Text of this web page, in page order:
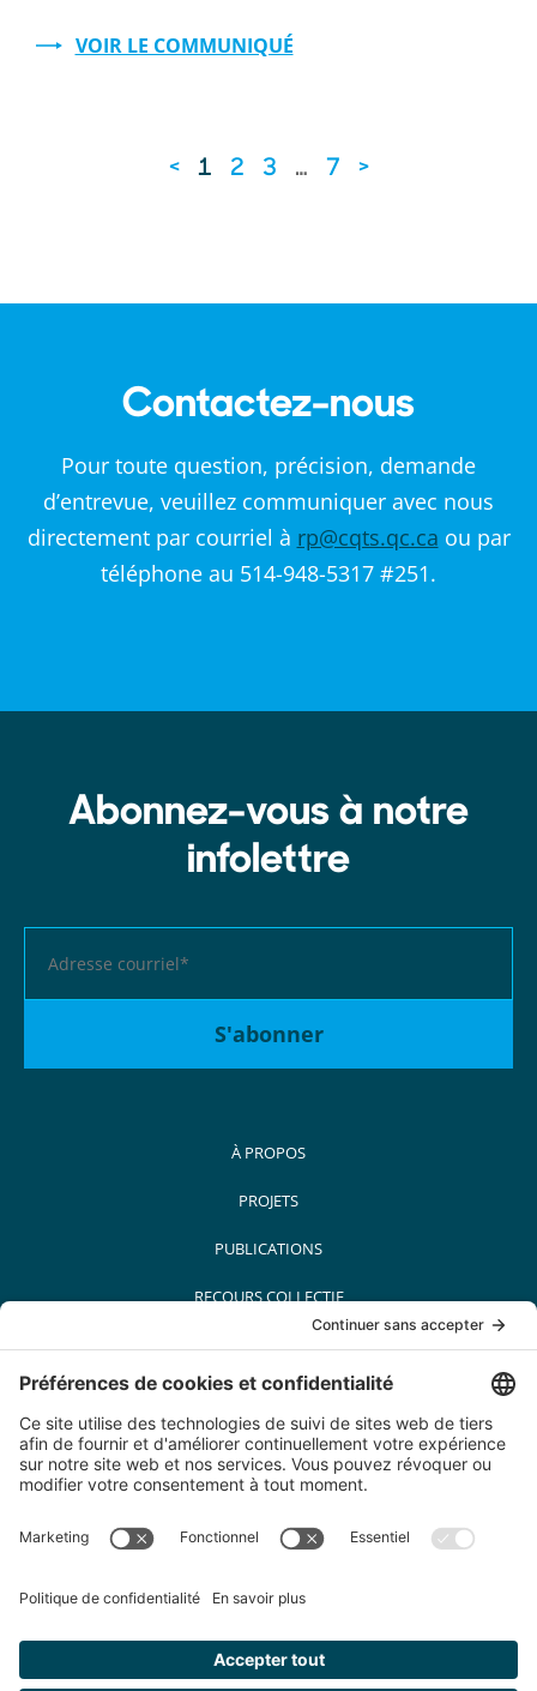
VOIR LE COMMUNIQUÉ
< 1 2 3 … 7 >
Contactez-nous
Pour toute question, précision, demande
d’entrevue, veuillez communiquer avec nous
directement par courriel à rp@cqts.qc.ca ou par
téléphone au 514-948-5317 #251.
Abonnez-vous à notre
infolettre
À PROPOS
PROJETS
PUBLICATIONS
RECOURS COLLECTIF
MÉDIAS
PARTENAIRES
CARRIÈRES
CONTACT
200-5455 Av. de Gaspé, Montréal (Québec) H2T 3B3